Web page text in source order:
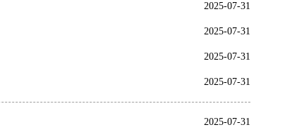
2025-07-31
2025-07-31
2025-07-31
2025-07-31
2025-07-31